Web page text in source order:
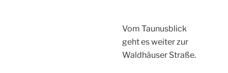
Vom Taunusblick
geht es weiter zur
Waldhäuser Straße.